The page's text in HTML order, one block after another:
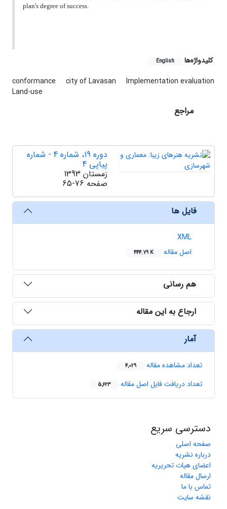
plan's degree of success.
کلیدواژه‌ها English
conformance city of Lavasan
Implementation evaluation
Land-use
مراجع
دوره 19، شماره 4 - شماره
پیاپی 4
زمستان 1393
صفحه 65-76
فایل ها
XML
اصل مقاله
444.79 K
هم رسانی
ارجاع به این مقاله
آمار
تعداد مشاهده مقاله 4,029
تعداد دریافت فایل اصل مقاله 5,623
دسترسی سریع
صفحه اصلی
درباره نشریه
اعضای هیات تحریریه
ارسال مقاله
تماس با ما
نقشه سایت